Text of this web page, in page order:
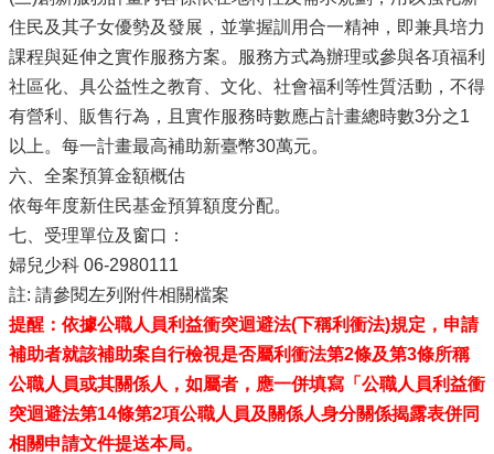
住民及其子女優勢及發展，並掌握訓用合一精神，即兼具培力
課程與延伸之實作服務方案。服務方式為辦理或參與各項福利
社區化、具公益性之教育、文化、社會福利等性質活動，不得
有營利、販售行為，且實作服務時數應占計畫總時數3分之1
以上。每一計畫最高補助新臺幣30萬元。
六、全案預算金額概估
依每年度新住民基金預算額度分配。
七、受理單位及窗口：
婦兒少科 06-2980111
註: 請參閱左列附件相關檔案
提醒：依據公職人員利益衝突迴避法(下稱利衝法)規定，申請
補助者就該補助案自行檢視是否屬利衝法第2條及第3條所稱
公職人員或其關係人，如屬者，應一併填寫「公職人員利益衝
突迴避法第14條第2項公職人員及關係人身分關係揭露表併同
相關申請文件提送本局。